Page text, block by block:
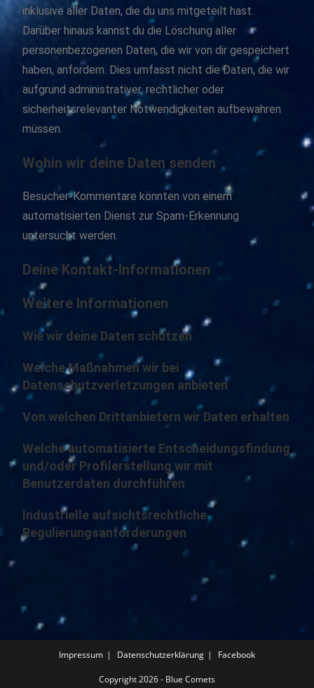
inklusive aller Daten, die du uns mitgeteilt hast.
Darüber hinaus kannst du die Löschung aller
personenbezogenen Daten, die wir von dir gespeichert
haben, anfordern. Dies umfasst nicht die Daten, die wir
aufgrund administrativer, rechtlicher oder
sicherheitsrelevanter Notwendigkeiten aufbewahren
müssen.
Wohin wir deine Daten senden
Besucher-Kommentare könnten von einem
automatisierten Dienst zur Spam-Erkennung
untersucht werden.
Deine Kontakt-Informationen
Weitere Informationen
Wie wir deine Daten schützen
Welche Maßnahmen wir bei
Datenschutzverletzungen anbieten
Von welchen Drittanbietern wir Daten erhalten
Welche automatisierte Entscheidungsfindung
und/oder Profilerstellung wir mit
Benutzerdaten durchführen
Industrielle aufsichtsrechtliche
Regulierungsanforderungen
Impressum Datenschutzerklärung Facebook
Copyright 2026 - Blue Comets